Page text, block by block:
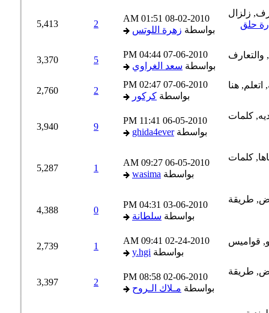
حلق
08-02-2010
01:51 AM
بواسطةزهرة اللوتس
5,413
07-06-2010
04:44 PM
بواسطةسعد الغراوي
3,370
07-06-2010
02:47 PM
بواسطةكركور
2,760
06-05-2010
11:41 PM
بواسطةghida4ever
3,940
06-05-2010
09:27 AM
بواسطةwasima
5,287
03-06-2010
04:31 PM
بواسطةسلطانة
4,388
02-24-2010
09:41 AM
بواسطةy.hgi
2,739
02-06-2010
08:58 PM
بواسطةمـلاك الـروح
3,397